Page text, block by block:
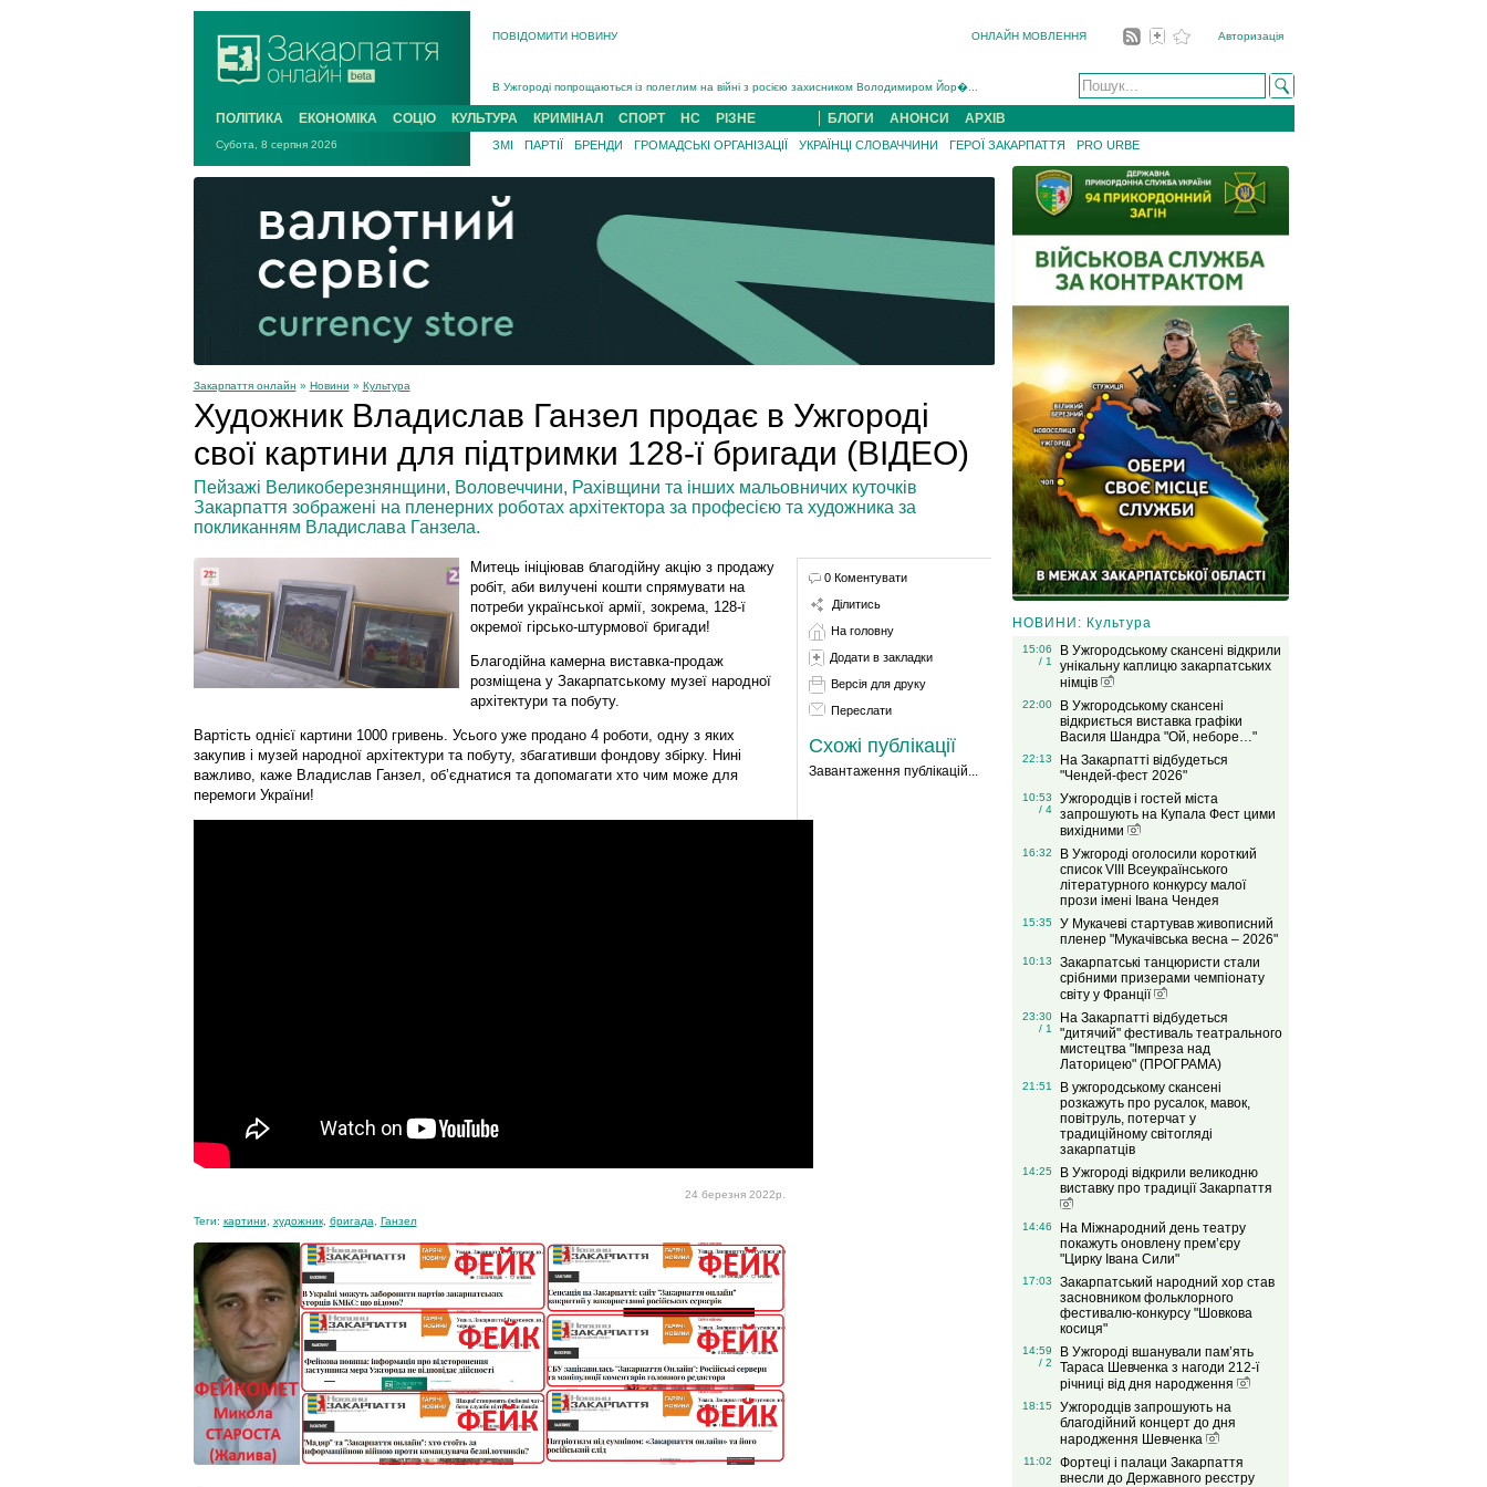
ПОВІДОМИТИ НОВИНУ ОНЛАЙН МОВЛЕННЯ Авторизація
В Ужгороді попрощаються із полеглим на війні з росією захисником Володимиром Йор�...
В Ужгороді 5 серпня попрощаються із захисником Богданом Югасом, який два роки �...
Підтвердили загибель захисника із Нанкова на Хустщині Юліана Гербея (ФОТО)[/gree...
На війні з рф поліг військовий з Виноградова Ігнат Роздяловський (ФОТО)...
На Хустщині внаслідок ДТП за участі трьох авто постраждали 13 людей (ФОТО)...
Інструктора районного ТЦК на Закарпатті судитимуть за обвинувачен...
ПОЛІТИКА ЕКОНОМІКА СОЦІО КУЛЬТУРА КРИМІНАЛ СПОРТ НС РІЗНЕ БЛОГИ АНОНСИ АРХІВ
Субота, 8 серпня 2026 ЗМІ ПАРТІЇ БРЕНДИ ГРОМАДСЬКІ ОРГАНІЗАЦІЇ УКРАЇНЦІ СЛОВАЧЧИНИ ГЕРОЇ ЗАКАРПАТТЯ PRO URBE
Закарпаття онлайн » Новини » Культура
Художник Владислав Ганзел продає в Ужгороді
свої картини для підтримки 128-ї бригади (ВІДЕО)
Пейзажі Великоберезнянщини, Воловеччини, Рахівщини та інших мальовничих куточків
Закарпаття зображені на пленерних роботах архітектора за професією та художника за
покликанням Владислава Ганзела.
Митець ініціював благодійну акцію з продажу
робіт, аби вилучені кошти спрямувати на
потреби української армії, зокрема, 128-ї
окремої гірсько-штурмової бригади!
Благодійна камерна виставка-продаж
розміщена у Закарпатському музеї народної
архітектури та побуту.
Вартість однієї картини 1000 гривень. Усього уже продано 4 роботи, одну з яких
закупив і музей народної архітектури та побуту, збагативши фондову збірку. Нині
важливо, каже Владислав Ганзел, об’єднатися та допомагати хто чим може для
перемоги України!
24 березня 2022р.
Теги: картини художник, бригада Ганзел
0 Коментувати
Ділитись
На головну
Додати в закладки
Версія для друку
Переслати
Схожі публікації
Завантаження публікацій...
НОВИНИ: Культура
15:06
/ 1
В Ужгородському скансені відкрили
унікальну каплицю закарпатських
німців
22:00
В Ужгородському скансені
відкриється виставка графіки
Василя Шандра "Ой, неборе…"
22:13
На Закарпатті відбудеться
"Чендей-фест 2026"
10:53
/ 4
Ужгородців і гостей міста
запрошують на Купала Фест цими
вихідними
16:32
В Ужгороді оголосили короткий
список VIІІ Всеукраїнського
літературного конкурсу малої
прози імені Івана Чендея
15:35
У Мукачеві стартував живописний
пленер "Мукачівська весна – 2026"
10:13
Закарпатські танцюристи стали
срібними призерами чемпіонату
світу у Франції
23:30
/ 1
На Закарпатті відбудеться
"дитячий" фестиваль театрального
мистецтва "Імпреза над
Латорицею" (ПРОГРАМА)
21:51
В ужгородському скансені
розкажуть про русалок, мавок,
повітруль, потерчат у
традиційному світогляді
закарпатців
14:25
В Ужгороді відкрили великодню
виставку про традиції Закарпаття
14:46
На Міжнародний день театру
покажуть оновлену прем’єру
"Цирку Івана Сили"
17:03
Закарпатський народний хор став
засновником фольклорного
фестивалю-конкурсу "Шовкова
косиця"
14:59
/ 2
В Ужгороді вшанували пам’ять
Тараса Шевченка з нагоди 212-ї
річниці від дня народження
18:15
Ужгородців запрошують на
благодійний концерт до дня
народження Шевченка
11:02
Фортеці і палаци Закарпаття
внесли до Державного реєстру